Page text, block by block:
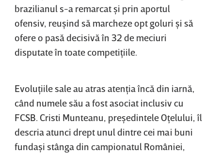
brazilianul s-a remarcat şi prin aportul
ofensiv, reuşind să marcheze opt goluri şi să
ofere o pasă decisivă în 32 de meciuri
disputate în toate competiţiile.
Evoluţiile sale au atras atenţia încă din iarnă,
când numele său a fost asociat inclusiv cu
FCSB. Cristi Munteanu, preşedintele Oţelului, îl
descria atunci drept unul dintre cei mai buni
fundaşi stânga din campionatul României,